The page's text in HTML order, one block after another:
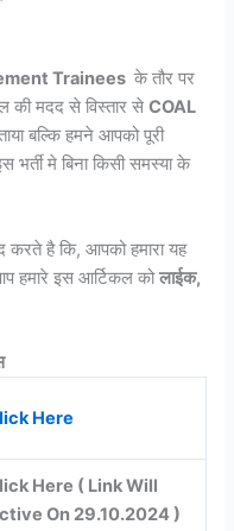
Trainees के तौर पर
की मदद से विस्तार सेCOAL
बल्कि हमने आपको पूरी
भर्ती मे बिना किसी समस्या के
है कि, आपको हमारा यह
हमारे इस आर्टिकल कोलाईक,
Here
Here ( Link Will
On 29.10.2024 )